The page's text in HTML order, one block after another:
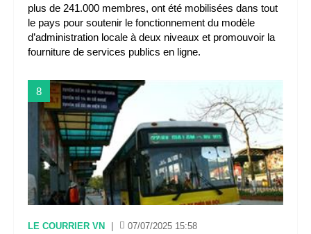
plus de 241.000 membres, ont été mobilisées dans tout
le pays pour soutenir le fonctionnement du modèle
d’administration locale à deux niveaux et promouvoir la
fourniture de services publics en ligne.
8
LE COURRIER VN 07/07/2025 15:58